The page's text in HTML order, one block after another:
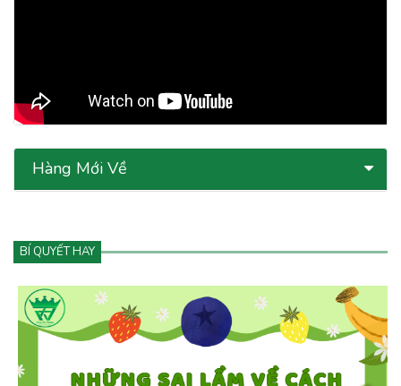
Hàng Mới Về
BÍ QUYẾT HAY